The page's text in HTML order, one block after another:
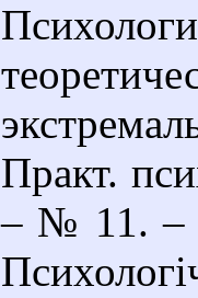
Практ.
– № 11. –